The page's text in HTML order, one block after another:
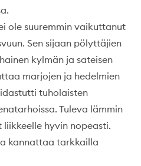
ole suuremmin vaikuttanut
Sen sijaan pölyttäjien
kylmän ja sateisen
marjojen ja hedelmien
tuholaisten
Tuleva lämmin
hyvin nopeasti.
kannattaa tarkkailla